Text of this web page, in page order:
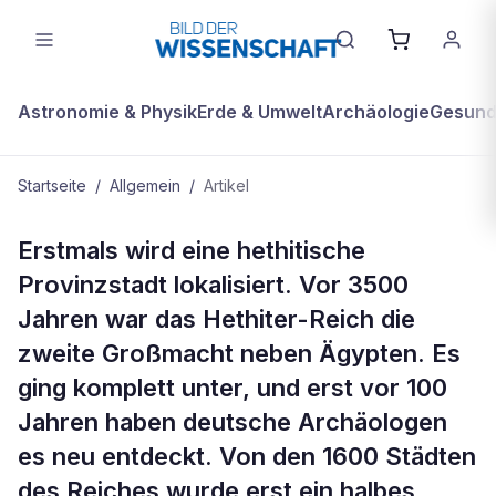
Astronomie & PhysikErde & UmweltArchäologie
Startseite / Allgemein / Artikel
Sarissa – die Heimat des
Wettergottes
Erstmals wird eine hethitische
Provinzstadt lokalisiert. Vor 3500
Jahren war das Hethiter-Reich die
zweite Großmacht neben Ägypten. Es
ging komplett unter, und erst vor 100
Jahren haben deutsche Archäologen
es neu entdeckt. Von den 1600 Städten